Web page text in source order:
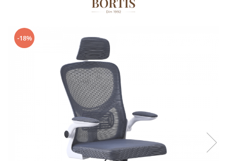
Comode lux-ultramoderne
Comode stil clasic/rustic
Fotolii
Masute de cafea
Mese sufragerie/dining
Rafturi/ etajere carti
Scaune living/dining
Set mobilier Living
Seturi masa +scaune dining
-18%